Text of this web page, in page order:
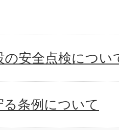
の安全点検につい
条例について